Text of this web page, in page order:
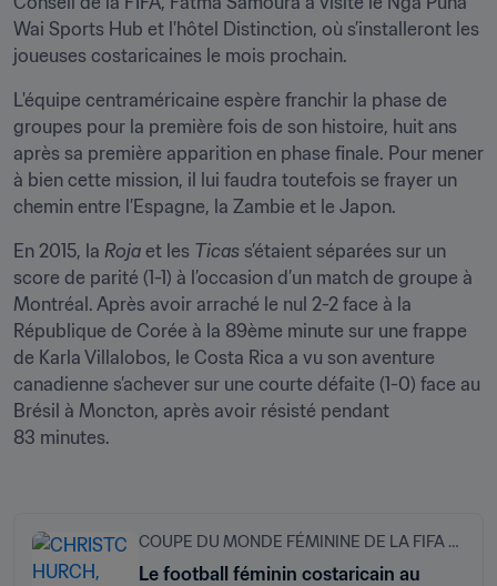
Wai Sports Hub et l'hôtel Distinction, où s’installeront les
joueuses costaricaines le mois prochain.
L'équipe centraméricaine espère franchir la phase de
groupes pour la première fois de son histoire, huit ans
après sa première apparition en phase finale. Pour mener
à bien cette mission, il lui faudra toutefois se frayer un
chemin entre l’Espagne, la Zambie et le Japon.
En 2015, la Roja et les Ticas s’étaient séparées sur un
score de parité (1-1) à l’occasion d’un match de groupe à
Montréal. Après avoir arraché le nul 2-2 face à la
République de Corée à la 89ème minute sur une frappe
de Karla Villalobos, le Costa Rica a vu son aventure
canadienne s’achever sur une courte défaite (1-0) face au
Brésil à Moncton, après avoir résisté pendant
83 minutes.
COUPE DU MONDE FÉMININE DE LA FIFA 2023
Le football féminin costaricain au